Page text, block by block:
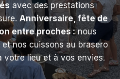
avec des prestations
Anniversaire, fête de
entre proches :nous
nos cuissons au brasero
votre lieu et à vos envies.